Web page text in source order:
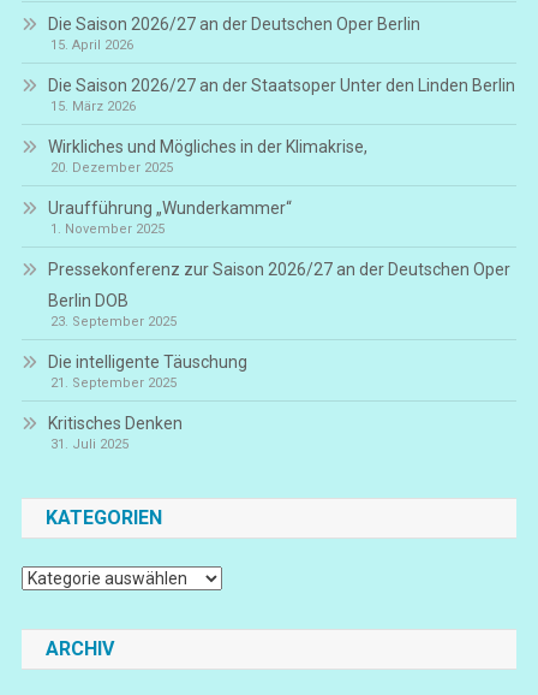
Die Saison 2026/27 an der Deutschen Oper Berlin
15. April 2026
Die Saison 2026/27 an der Staatsoper Unter den Linden Berlin
15. März 2026
Wirkliches und Mögliches in der Klimakrise,
20. Dezember 2025
Uraufführung „Wunderkammer“
1. November 2025
Pressekonferenz zur Saison 2026/27 an der Deutschen Oper
Berlin DOB
23. September 2025
Die intelligente Täuschung
21. September 2025
Kritisches Denken
31. Juli 2025
KATEGORIEN
Kategorien
ARCHIV